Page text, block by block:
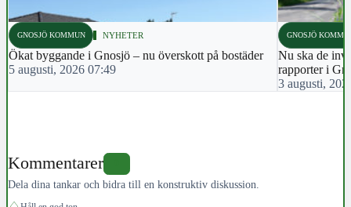
GNOSJÖ KOMMUN NYHETER
Ökat byggande i Gnosjö – nu överskott på bostäder
5 augusti, 2026 07:49
GNOSJÖ
Nu ska de
rapporter i
3 augusti,
Kommentarer
Dela dina tankar och bidra till en konstruktiv diskussion.